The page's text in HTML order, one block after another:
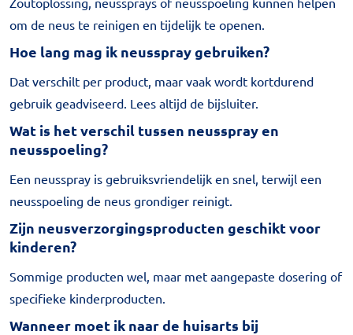
om de neus te reinigen en tijdelijk te openen.
Hoe lang mag ik neusspray gebruiken?
Dat verschilt per product, maar vaak wordt kortdurend
gebruik geadviseerd. Lees altijd de bijsluiter.
Wat is het verschil tussen neusspray en
neusspoeling?
Een neusspray is gebruiksvriendelijk en snel, terwijl een
neusspoeling de neus grondiger reinigt.
Zijn neusverzorgingsproducten geschikt voor
kinderen?
Sommige producten wel, maar met aangepaste dosering of
specifieke kinderproducten.
Wanneer moet ik naar de huisarts bij